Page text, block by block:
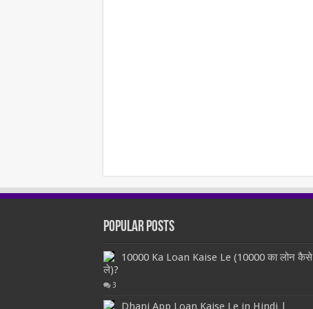
Popular Posts
10000 Ka Loan Kaise Le (10000 का लोन कैसे
ले)?
3
Dhani App Loan Kaise Le in Hindi |